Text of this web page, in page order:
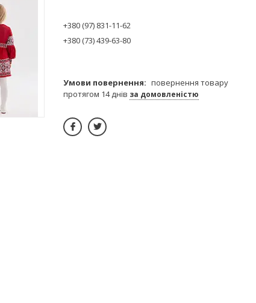
+380 (97) 831-11-62
+380 (73) 439-63-80
повернення товару
протягом 14 днів за домовленістю